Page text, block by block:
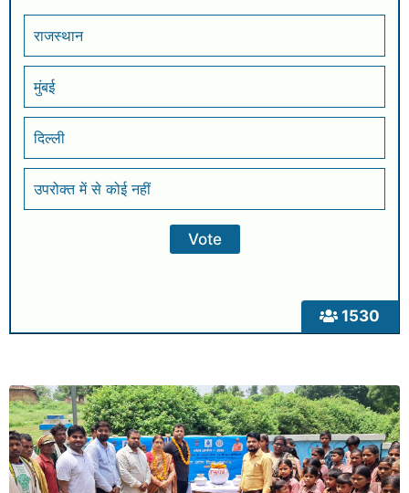
1530
राजस्थान
मुंबई
दिल्ली
उपरोक्त में से कोई नहीं